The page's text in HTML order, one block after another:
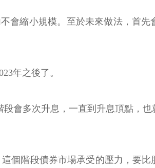
會縮小規模。至於未來做法，首
年之後了。
會多次升息，一直到升息頂點，
個階段債券市場承受的壓力，要比